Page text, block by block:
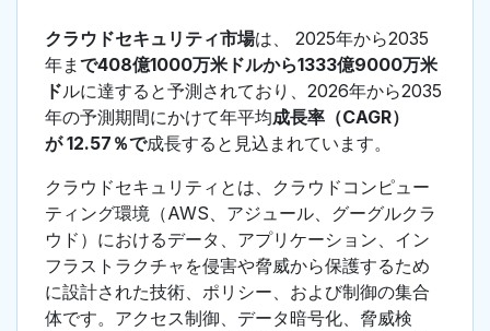
クラウドセキュリティ市場は、 2025年から2035
年ま で408億1000万米ドルから1333億9000万米
ドルに達すると予測されており、2026年から2035
年の予測期間にかけて年平均成長率（CAGR）
が 12.57％で成長すると見込まれています。
クラウドセキュリティとは、クラウドコンピュー
ティング環境（AWS、アジュール、グーグルクラ
ウド）におけるデータ、アプリケーション、イン
フラストラクチャを侵害や脅威から保護するため
に設計された技術、ポリシー、および制御の集合
体です。アクセス制御、データ暗号化、脅威検